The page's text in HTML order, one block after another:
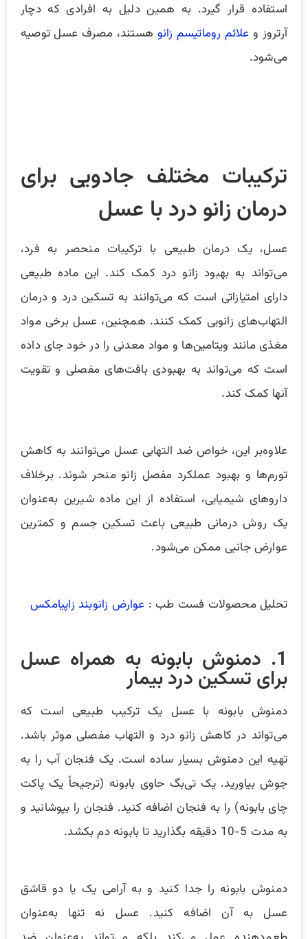
استفاده قرار گیرد. به همین دلیل به افرادی که دچار
آرتروز و علائم روماتیسم زانو هستند، مصرف عسل توصیه
می‌شود.
ترکیبات مختلف جادویی برای
درمان زانو درد با عسل
عسل، یک درمان طبیعی با ترکیبات منحصر به فرد،
می‌تواند به بهبود زانو درد کمک کند. این ماده طبیعی
دارای امتیازاتی است که می‌توانند به تسکین درد و درمان
التهاب‌های زانویی کمک کنند. همچنین، عسل برخی مواد
مغذی مانند ویتامین‌ها و مواد معدنی را در خود جای داده
است که می‌تواند به بهبودی بافت‌های مفصلی و تقویت
آنها کمک کند.
علاوه‌بر این، خواص ضد التهابی عسل می‌توانند به کاهش
تورم‌ها و بهبود عملکرد مفصل زانو منحر شوند. برخلاف
داروهای شیمیایی، استفاده از این ماده شیرین به‌عنوان
یک روش درمانی طبیعی باعث تسکین جسم و کمترین
عوارض جانبی ممکن می‌شود.
تحلیل محصولات فست طب : عوارض زانوبند زاپیامکس
1. دمنوش بابونه به همراه عسل
برای تسکین درد بیمار
دمنوش بابونه با عسل یک ترکیب طبیعی است که
می‌تواند در کاهش زانو درد و التهاب مفصلی موثر باشد.
تهیه این دمنوش بسیار ساده است. یک فنجان آب را به
جوش بیاورید. یک تی‌بگ حاوی بابونه (ترجیحاً یک پاکت
چای بابونه) را به فنجان اضافه کنید. فنجان را بپوشانید و
به مدت 5-10 دقیقه بگذارید تا بابونه دم بکشد.
دمنوش بابونه را جدا کنید و به آرامی یک یا دو قاشق
عسل به آن اضافه کنید. عسل نه تنها به‌عنوان